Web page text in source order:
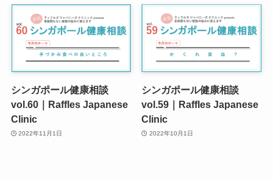
シンガポール健康相談
vol.60｜Raffles Japanese
Clinic
2022年11月1日
シンガポール健康相談
vol.59｜Raffles Japanese
Clinic
2022年10月1日